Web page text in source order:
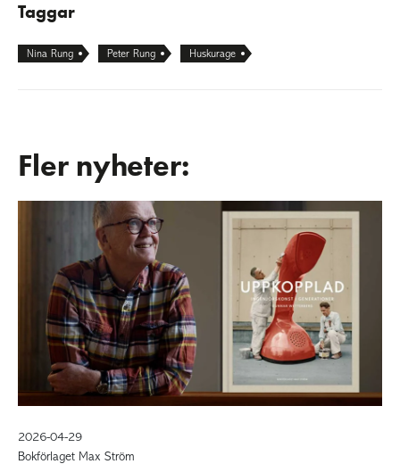
Taggar
Nina Rung Peter Rung Huskurage
Fler nyheter:
2026-04-29
Bokförlaget Max Ström